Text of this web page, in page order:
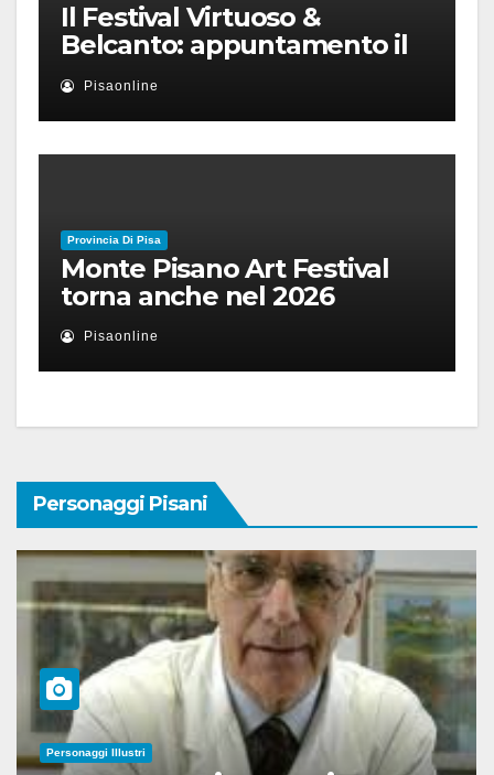
Il Festival Virtuoso &
Belcanto: appuntamento il
28 luglio a Palazzo Blu con
Ruben Micieli
Pisaonline
Provincia Di Pisa
Monte Pisano Art Festival
torna anche nel 2026
Pisaonline
Personaggi Pisani
Personaggi Illustri